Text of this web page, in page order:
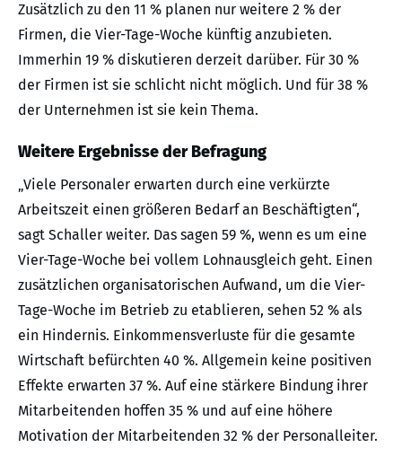
Zusätzlich zu den 11 % planen nur weitere 2 % der
Firmen, die Vier-Tage-Woche künftig anzubieten.
Immerhin 19 % diskutieren derzeit darüber. Für 30 %
der Firmen ist sie schlicht nicht möglich. Und für 38 %
der Unternehmen ist sie kein Thema.
Weitere Ergebnisse der Befragung
„Viele Personaler erwarten durch eine verkürzte
Arbeitszeit einen größeren Bedarf an Beschäftigten“,
sagt Schaller weiter. Das sagen 59 %, wenn es um eine
Vier-Tage-Woche bei vollem Lohnausgleich geht. Einen
zusätzlichen organisatorischen Aufwand, um die Vier-
Tage-Woche im Betrieb zu etablieren, sehen 52 % als
ein Hindernis. Einkommensverluste für die gesamte
Wirtschaft befürchten 40 %. Allgemein keine positiven
Effekte erwarten 37 %. Auf eine stärkere Bindung ihrer
Mitarbeitenden hoffen 35 % und auf eine höhere
Motivation der Mitarbeitenden 32 % der Personalleiter.